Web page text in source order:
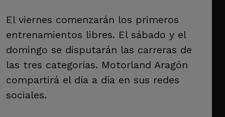
El viernes comenzarán los primeros
entrenamientos libres. El sábado y el
domingo se disputarán las carreras de
las tres categorías. Motorland Aragón
compartirá el día a día en sus redes
sociales.